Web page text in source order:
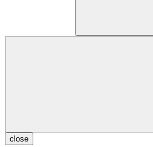
close